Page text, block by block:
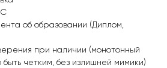
об образовании (Диплом,
при наличии (монотонный
четким, без излишней мимики)